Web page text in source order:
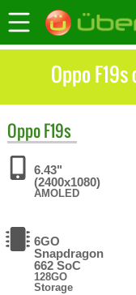
Oppo
OppoF19s
6.43"
(2400x1080)
AMOLED
6GO
Snapdragon
662 SoC
128GO
Storage